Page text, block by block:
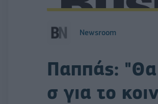
Newsroom
Παππάς: "Θα
σ για το